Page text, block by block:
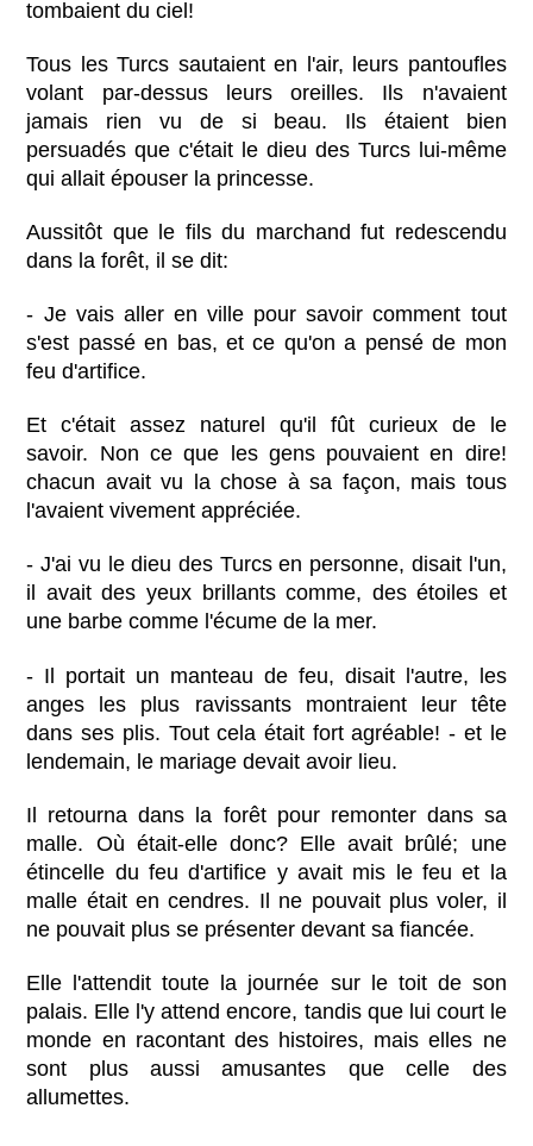
tombaient du ciel!
Tous les Turcs sautaient en l'air, leurs pantoufles
volant par-dessus leurs oreilles. Ils n'avaient
jamais rien vu de si beau. Ils étaient bien
persuadés que c'était le dieu des Turcs lui-même
qui allait épouser la princesse.
Aussitôt que le fils du marchand fut redescendu
dans la forêt, il se dit:
- Je vais aller en ville pour savoir comment tout
s'est passé en bas, et ce qu'on a pensé de mon
feu d'artifice.
Et c'était assez naturel qu'il fût curieux de le
savoir. Non ce que les gens pouvaient en dire!
chacun avait vu la chose à sa façon, mais tous
l'avaient vivement appréciée.
- J'ai vu le dieu des Turcs en personne, disait l'un,
il avait des yeux brillants comme, des étoiles et
une barbe comme l'écume de la mer.
- Il portait un manteau de feu, disait l'autre, les
anges les plus ravissants montraient leur tête
dans ses plis. Tout cela était fort agréable! - et le
lendemain, le mariage devait avoir lieu.
Il retourna dans la forêt pour remonter dans sa
malle. Où était-elle donc? Elle avait brûlé; une
étincelle du feu d'artifice y avait mis le feu et la
malle était en cendres. Il ne pouvait plus voler, il
ne pouvait plus se présenter devant sa fiancée.
Elle l'attendit toute la journée sur le toit de son
palais. Elle l'y attend encore, tandis que lui court le
monde en racontant des histoires, mais elles ne
sont plus aussi amusantes que celle des
allumettes.